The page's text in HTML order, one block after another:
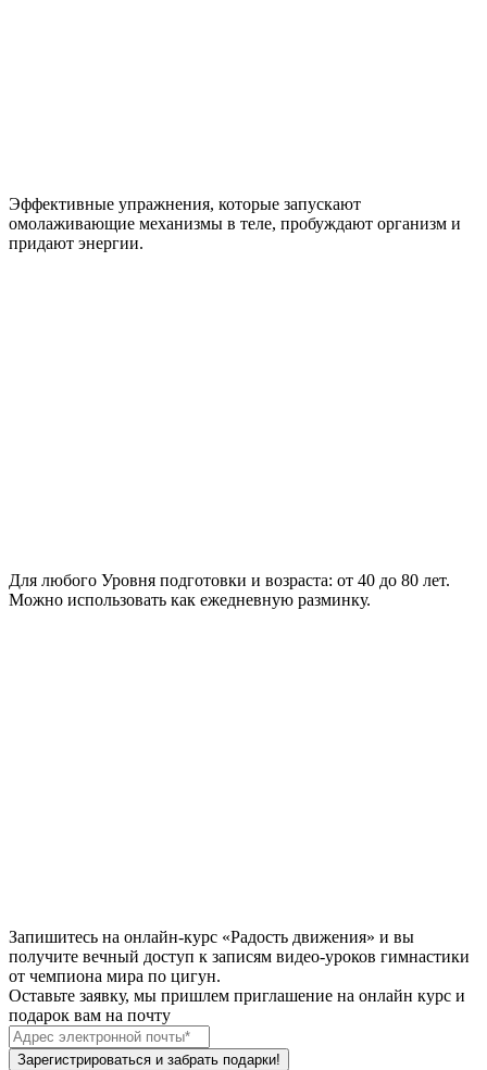
Эффективные упражнения, которые запускают
омолаживающие механизмы в теле, пробуждают организм и
придают энергии.
Для любого Уровня подготовки и возраста: от 40 до 80 лет.
Можно использовать как ежедневную разминку.
Запишитесь на онлайн-курс «Радость движения» и вы
получите вечный доступ к записям видео-уроков гимнастики
от чемпиона мира по цигун.
Оставьте заявку, мы пришлем приглашение на онлайн курс и
подарок вам на почту
Зарегистрироваться и забрать подарки!